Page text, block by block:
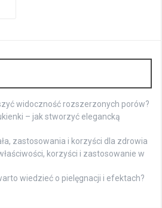
widoczność rozszerzonych porów?
– jak stworzyć elegancką
zastosowania i korzyści dla zdrowia
korzyści i zastosowanie w
wiedzieć o pielęgnacji i efektach?